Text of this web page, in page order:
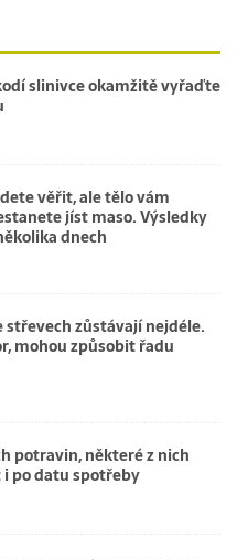
slinivce okamžitě vyřaďte
věřit, ale tělo vám
jíst maso. Výsledky
dnech
střevech zůstávají nejdéle.
mohou způsobit řadu
potravin, některé z nich
po datu spotřeby